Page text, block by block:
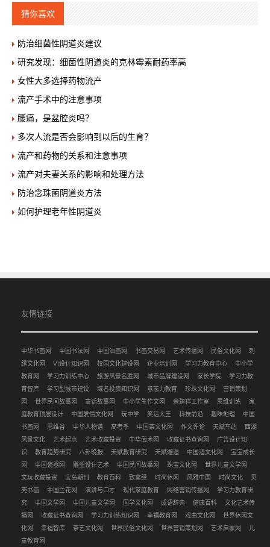
猜你喜欢
防治细菌性阴道炎建议
研究发现：细菌性阴道炎的克林霉素耐药率高
女性大多选择药物流产
流产手术中的注意事项
腰痛，是盆腔炎吗？
多次人流是否会影响到以后的生育？
流产和药物的关系和注意事项
流产对夫妻关系的影响和处理方法
防治念珠菌阴道炎方法
如何护理老年性阴道炎
友情链接
中华书画网 中国书法网 中国油画网 书画交易网 艺术传播网 民俗文化网
刺
绣文化网
VI设计知识网 校园文化建设网 企业培训网 学习力教育中心
中小学
教育网
学习力训练中心 旅游风景名胜网 城市品牌建设网 家长学院
学习力教
育智库
学习型城市建设 域名投资知识网 意志力教育 珍珠文化网
营销策划
网
世界民间故事网 童话故事网 中小学生作文网 余建祥工作室 思维训练
家
庭教育顶层设计
中国爱情文化网 玩中学 笑话大王 科技前沿 趣味地理
中国
书画网
思维谷 中华人物谱 高考季 中国茶文化网 作文评论 天赋车站
西湖
风景文化
艺术起点 艺术收藏投资 中华武术网 收藏证书查询网
广告设计知
识
教育趋势研究 八卦晚报 天赋教育研究 天赋邂逅 中国酒文化网
宝宝成长
网
中国瓷器网 雕塑设计艺术 中国民间故事网 珠宝文化网
世界儿童文学网
文玩收藏投资
宝岛期刊 教育百科 致富经 时尚休闲 风雅中国 时尚文化
贝
壳书画
中国兰花网 演讲与口才 现代家庭教育 网络营销传播网
学习力教育研
究
中国文学网 中国儿童文学网 国学文化网 成语辞典 健康百科
文化艺术传
播网
收藏证书查询网 学习力训练知识网 幸福教育网 戏曲文化网
世界休闲文
化网
幸福智库 茶艺文化网 世界民俗文化网 世界营销策划网 艺术启蒙网
儿
童教育网